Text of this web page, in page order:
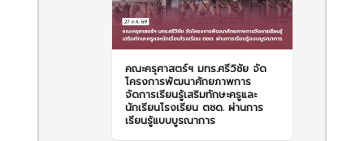
คณะครุศาสตร์ฯ มทร.ศรีวิชัย จัด
โครงการพัฒนาศักยภาพการ
จัดการเรียนรู้เสริมทักษะครูและ
นักเรียนโรงเรียน ตชด. ผ่านการ
เรียนรู้แบบบูรณาการ